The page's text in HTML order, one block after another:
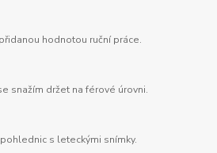
hodnotou ruční práce.
snažím držet na férové úrovni.
s leteckými snímky.